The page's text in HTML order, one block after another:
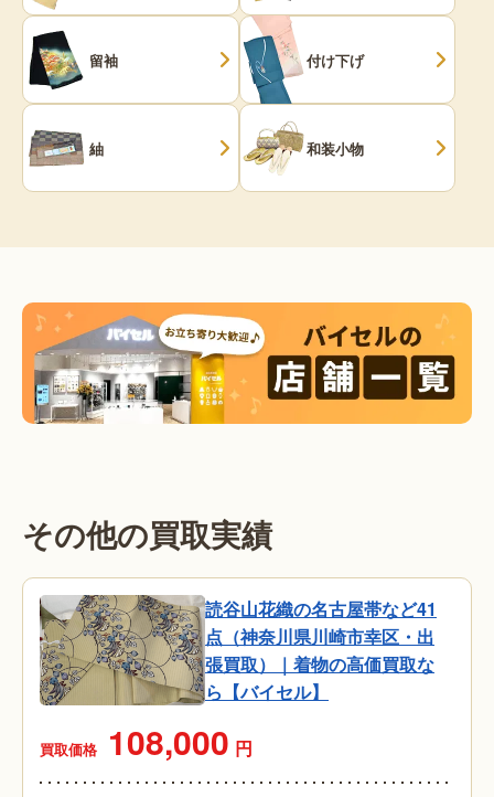
留袖 付け下げ
紬 和装小物
その他の買取実績
読谷山花織の名古屋帯など41
点（神奈川県川崎市幸区・出
張買取）｜着物の高価買取な
ら【バイセル】
買取価格 108,000 円